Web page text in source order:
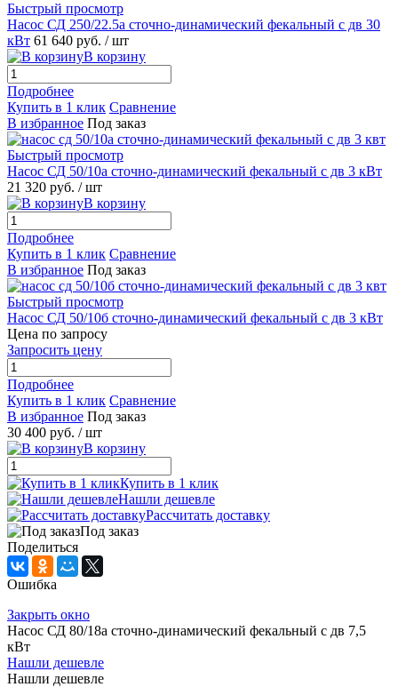
Быстрый просмотр
Насос СД 250/22.5а сточно-динамический фекальный с дв 30
кВт 61 640 руб. / шт
В корзину
Подробнее
Купить в 1 клик Сравнение
В избранное Под заказ
Быстрый просмотр
Насос СД 50/10а сточно-динамический фекальный с дв 3 кВт
21 320 руб. / шт
В корзину
Подробнее
Купить в 1 клик Сравнение
В избранное Под заказ
Быстрый просмотр
Насос СД 50/10б сточно-динамический фекальный с дв 3 кВт
Цена по запросу
Запросить цену
Подробнее
Купить в 1 клик Сравнение
В избранное Под заказ
30 400 руб. / шт
В корзину
Купить в 1 клик
Нашли дешевле
Рассчитать доставку
Под заказ
Поделиться
Ошибка
Закрыть окно
Насос СД 80/18а сточно-динамический фекальный с дв 7,5
кВт
Нашли дешевле
Нашли дешевле